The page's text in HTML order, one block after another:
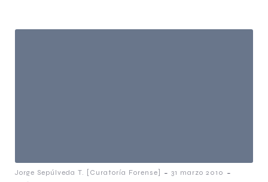
Jorge Sepúlveda T. [Curatoría Forense] - 31 marzo 2010 -